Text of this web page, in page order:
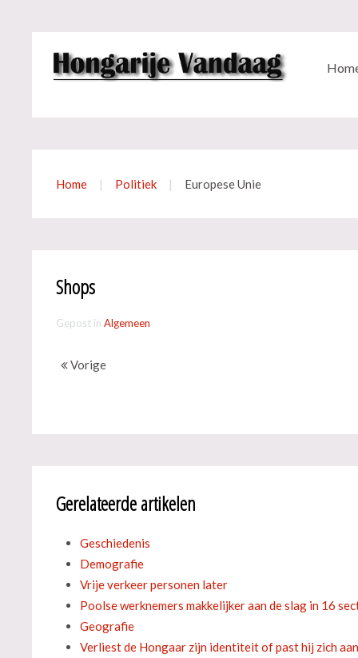
Home Politiek Europese Unie
Shops
Gepost in Algemeen
Vorige
Gerelateerde artikelen
Geschiedenis
Demografie
Vrije verkeer personen later
Poolse werknemers makkelijker aan de slag in 16
Geografie
Verliest de Hongaar zijn identiteit of past hij zich